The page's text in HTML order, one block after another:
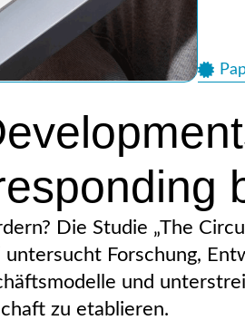
Die Studie „The
Forschung,
und
zu etablieren.